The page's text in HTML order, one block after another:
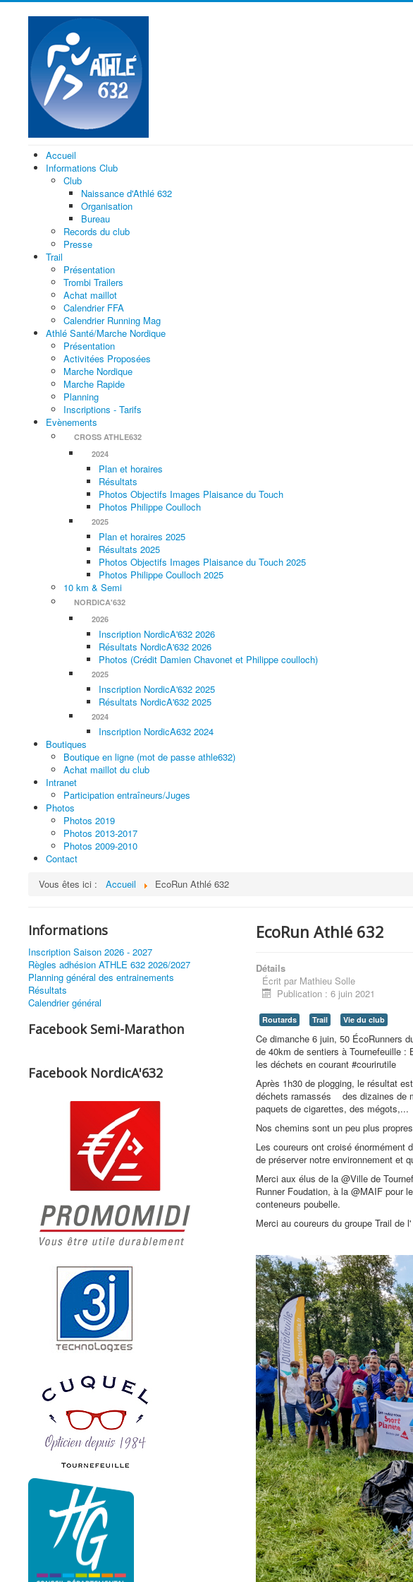
Accueil
Informations Club
Club
Naissance d'Athlé 632
Organisation
Bureau
Records du club
Presse
Trail
Présentation
Trombi Trailers
Achat maillot
Calendrier FFA
Calendrier Running Mag
Athlé Santé/Marche Nordique
Présentation
Activitées Proposées
Marche Nordique
Marche Rapide
Planning
Inscriptions - Tarifs
Evènements
CROSS ATHLE632
2024
Plan et horaires
Résultats
Photos Objectifs Images Plaisance du Touch
Photos Philippe Coulloch
2025
Plan et horaires 2025
Résultats 2025
Photos Objectifs Images Plaisance du Touch 2025
Photos Philippe Coulloch 2025
10 km & Semi
NORDICA'632
2026
Inscription NordicA'632 2026
Résultats NordicA'632 2026
Photos (Crédit Damien Chavonet et Philippe coulloch)
2025
Inscription NordicA'632 2025
Résultats NordicA'632 2025
2024
Inscription NordicA632 2024
Boutiques
Boutique en ligne (mot de passe athle632)
Achat maillot du club
Intranet
Participation entraîneurs/Juges
Photos
Photos 2019
Photos 2013-2017
Photos 2009-2010
Contact
Vous êtes ici :
Accueil EcoRun Athlé 632
Informations
Inscription Saison 2026 - 2027
Règles adhésion ATHLE 632 2026/2027
Planning général des entrainements
Résultats
Calendrier général
Facebook Semi-Marathon
Facebook NordicA'632
EcoRun Athlé 632
Détails
Écrit par Mathieu Solle
Publication : 6 juin 2021
Routards Trail Vie du club
Ce dimanche 6 juin, 50 ÉcoRunners
de 40km de sentiers à Tournefeuille :
les déchets en courant #courirutile
Après 1h30 de plogging, le résultat
déchets ramassés des dizaines de
paquets de cigarettes, des mégots,...
Nos chemins sont un peu plus
Les coureurs ont croisé énormément
de préserver notre environnement et
Merci aux élus de la @Ville de
Runner Foudation, à la @MAIF pour
conteneurs poubelle.
Merci au coureurs du groupe Trail de